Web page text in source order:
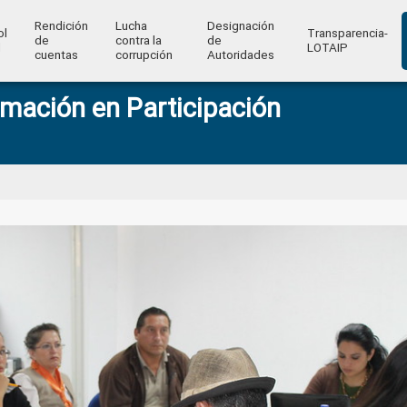
Rendición
de
cuentas
Lucha
contra la
corrupción
Designación
de
Autoridades
Transparencia-
LOTAIP
en Participación